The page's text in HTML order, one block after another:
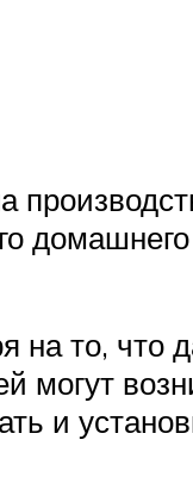
на то, что
могут
и